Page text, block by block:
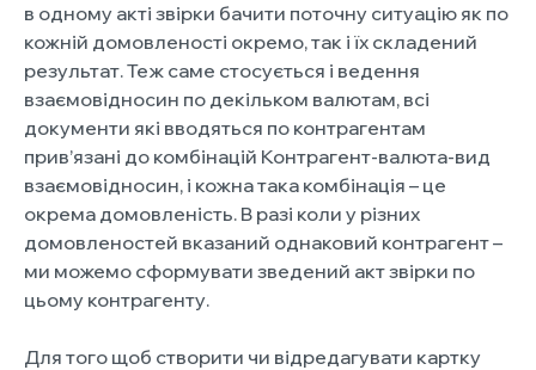
в одному акті звірки бачити поточну ситуацію як по
кожній домовленості окремо, так і їх складений
результат. Теж саме стосується і ведення
взаємовідносин по декільком валютам, всі
документи які вводяться по контрагентам
прив’язані до комбінацій Контрагент-валюта-вид
взаємовідносин, і кожна така комбінація – це
окрема домовленість. В разі коли у різних
домовленостей вказаний однаковий контрагент –
ми можемо сформувати зведений акт звірки по
цьому контрагенту.
Для того щоб створити чи відредагувати картку